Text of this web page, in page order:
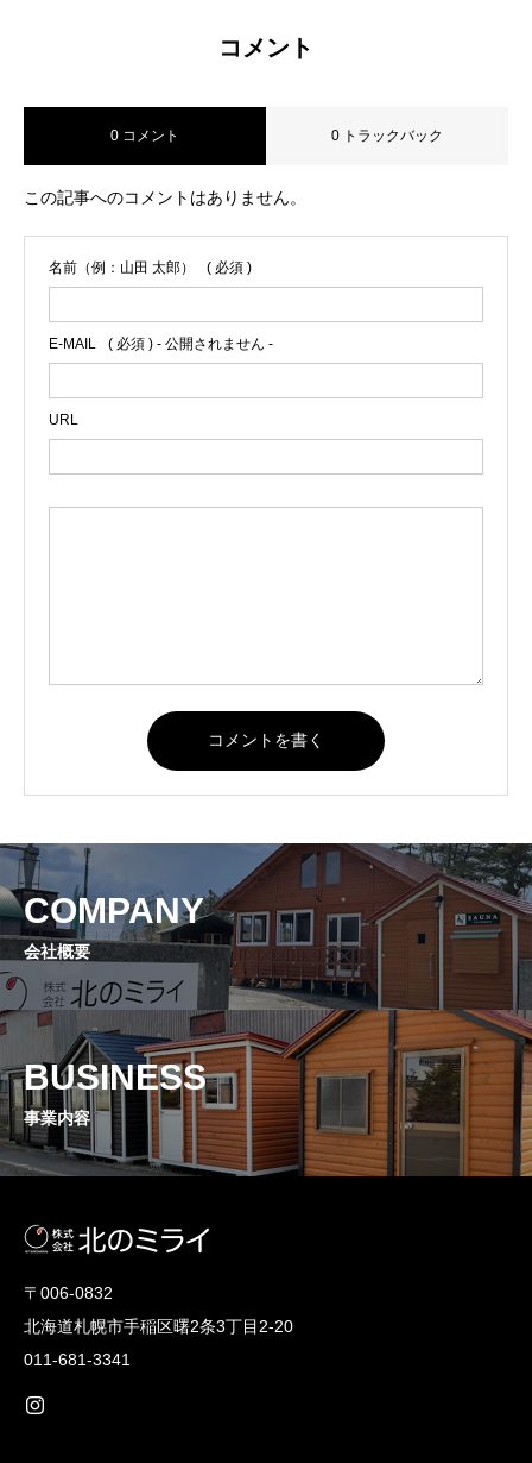
コメント
0 コメント 0 トラックバック
この記事へのコメントはありません。
名前（例：山田 太郎） ( 必須 )
E-MAIL ( 必須 ) - 公開されません -
URL
COMPANY
会社概要
BUSINESS
事業内容
〒006-0832
北海道札幌市手稲区曙2条3丁目2-20
011-681-3341